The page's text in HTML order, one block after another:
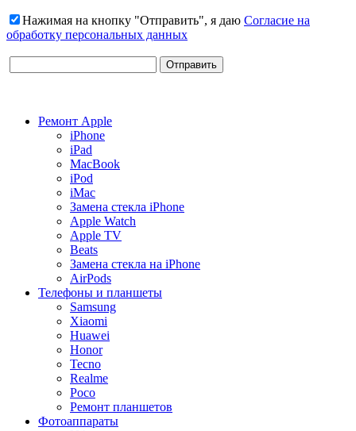
Нажимая на кнопку "Отправить", я даю Согласие на
обработку персональных данных
Ремонт Apple
iPhone
iPad
MacBook
iPod
iMac
Замена стекла iPhone
Apple Watch
Apple TV
Beats
Замена стекла на iPhone
AirPods
Телефоны и планшеты
Samsung
Xiaomi
Huawei
Honor
Tecno
Realme
Poco
Ремонт планшетов
Фотоаппараты